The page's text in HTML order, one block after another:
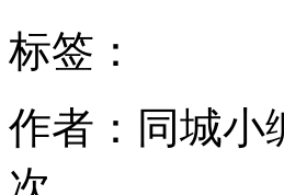
标签：
作者：同城小